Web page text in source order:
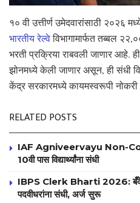
१० वी उत्तीर्ण उमेदवारांसाठी २०२६
भारतीय रेल्वेविभागामार्फत तब्बल
भरती प्रक्रिया राबवली जाणार आहे.
झोनमध्ये केली जाणार असून, ही संधी
केंद्र सरकारमध्ये कायमस्वरूपी
RELATED POSTS
IAF Agniveervayu Non-
10वी पास विद्यार्थ्यांना संधी
IBPS Clerk Bharti 2026:
पदवीधरांना संधी, अर्ज सुरू